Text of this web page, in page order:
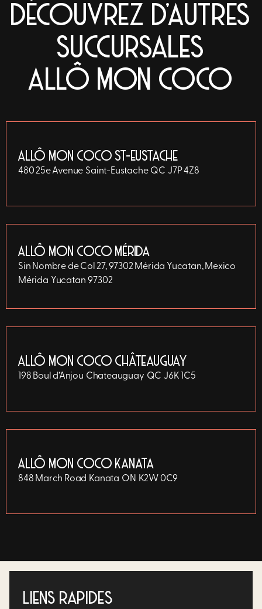
DÉCOUVREZ D'AUTRES
SUCCURSALES
ALLÔ MON COCO
ALLÔ MON COCO ST-EUSTACHE
480 25e Avenue Saint-Eustache QC J7P 4Z8
ALLÔ MON COCO MÉRIDA
Sin Nombre de Col 27, 97302 Mérida Yucatan, Mexico
Mérida Yucatan 97302
ALLÔ MON COCO CHÂTEAUGUAY
198 Boul d’Anjou Chateauguay QC J6K 1C5
ALLÔ MON COCO KANATA
848 March Road Kanata ON K2W 0C9
LIENS RAPIDES